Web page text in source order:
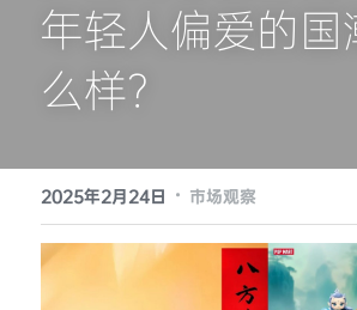
年轻人偏爱的国
么样？
2025年2月24日 · 市场观察